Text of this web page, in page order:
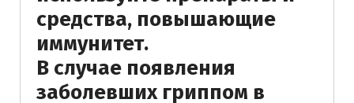
средства, повышающие
иммунитет.
В случае появления
заболевших гриппом в